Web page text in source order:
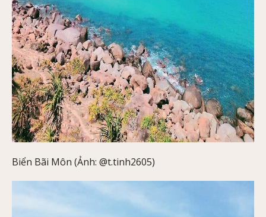
Biển Bãi Môn (Ảnh: @t.tinh2605)